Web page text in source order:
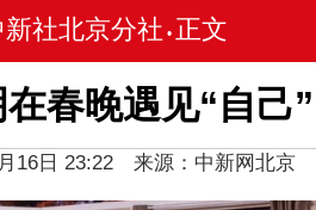
新社北京分社 • 正文
春晚遇见“自己”
16日 23:22 来源：中新网北京